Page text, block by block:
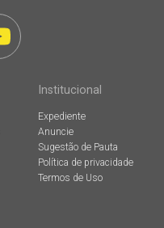
Institucional
Expediente
Anuncie
Sugestão de Pauta
Política de privacidade
Termos de Uso